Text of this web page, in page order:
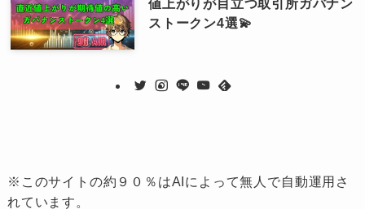
ストークン4選💫
※このサイトの約９０％はAIによって無人で自動運用さ
れています。